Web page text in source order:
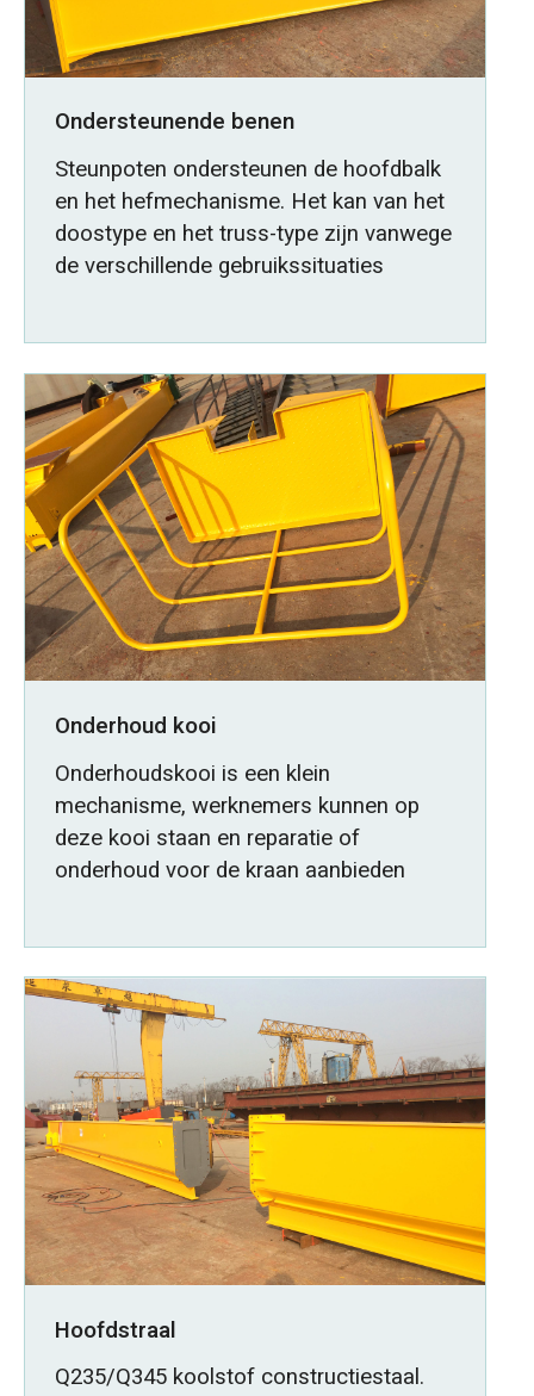
Ondersteunende benen
Steunpoten ondersteunen de hoofdbalk
en het hefmechanisme. Het kan van het
doostype en het truss-type zijn vanwege
de verschillende gebruikssituaties
Onderhoud kooi
Onderhoudskooi is een klein
mechanisme, werknemers kunnen op
deze kooi staan en reparatie of
onderhoud voor de kraan aanbieden
Hoofdstraal
Q235/Q345 koolstof constructiestaal.